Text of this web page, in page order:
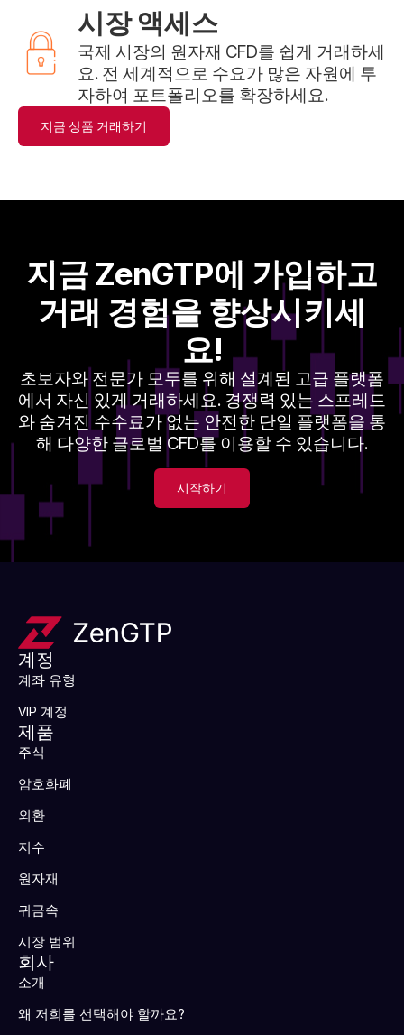
시장 액세스
국제 시장의 원자재 CFD를 쉽게 거래하세
요. 전 세계적으로 수요가 많은 자원에 투
자하여 포트폴리오를 확장하세요.
지금 상품 거래하기
지금 ZenGTP에 가입하고
거래 경험을 향상시키세
요!
초보자와 전문가 모두를 위해 설계된 고급 플랫폼
에서 자신 있게 거래하세요. 경쟁력 있는 스프레드
와 숨겨진 수수료가 없는 안전한 단일 플랫폼을 통
해 다양한 글로벌 CFD를 이용할 수 있습니다.
시작하기
계정
계좌 유형
VIP 계정
제품
주식
암호화폐
외환
지수
원자재
귀금속
시장 범위
회사
소개
왜 저희를 선택해야 할까요?